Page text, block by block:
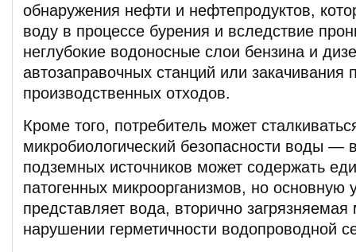
обнаружения нефти и нефтепродуктов,
воду в процессе бурения и вследствие
неглубокие водоносные слои бензина и
автозаправочных станций или закачивания
производственных отходов.
Кроме того, потребитель может
микробиологический безопасности воды —
подземных источников может содержать
патогенных микроорганизмов, но основную
представляет вода, вторично
нарушении герметичности водопроводной